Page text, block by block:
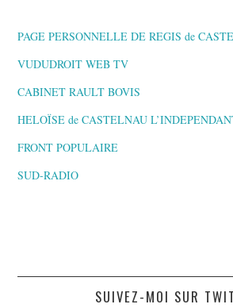
PAGE PERSONNELLE DE REGIS de
VUDUDROIT WEB TV
CABINET RAULT BOVIS
HELOÏSE de CASTELNAU
FRONT POPULAIRE
SUD-RADIO
SUIVEZ-MOI SUR